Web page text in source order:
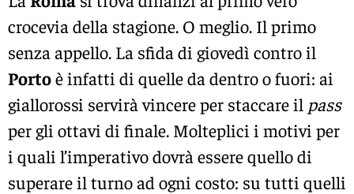
crocevia della stagione. O meglio. Il primo
senza appello. La sfida di giovedì contro il
Portoè infatti di quelle da dentro o fuori: ai
giallorossi servirà vincere per staccare il pass
per gli ottavi di finale. Molteplici i motivi per
i quali l’imperativo dovrà essere quello di
superare il turno ad ogni costo: su tutti quelli